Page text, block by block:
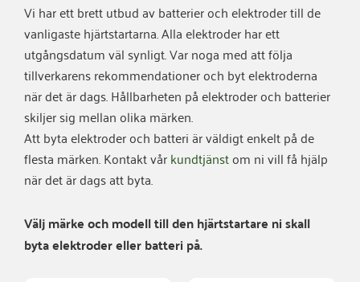
Vi har ett brett utbud av batterier och elektroder till de
vanligaste hjärtstartarna. Alla elektroder har ett
utgångsdatum väl synligt. Var noga med att följa
tillverkarens rekommendationer och byt elektroderna
när det är dags. Hållbarheten på elektroder och batterier
skiljer sig mellan olika märken.
Att byta elektroder och batteri är väldigt enkelt på de
flesta märken. Kontakt vårkundtjänstom ni vill få hjälp
när det är dags att byta.
Välj märke och modell till den hjärtstartare ni skall
byta elektroder eller batteri på.